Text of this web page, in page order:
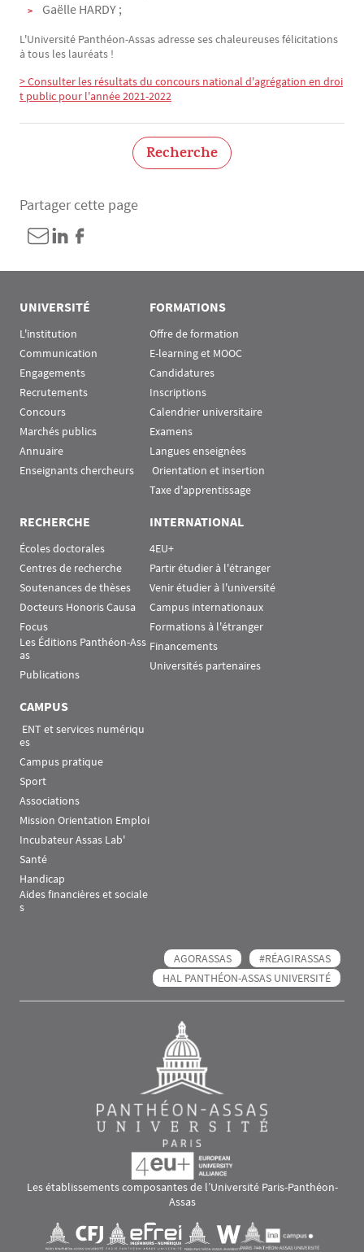
Gaëlle HARDY ;
L'Université Panthéon-Assas adresse ses chaleureuses félicitations
à tous les lauréats !
> Consulter les résultats du concours national d'agrégation en droi
t public pour l'année 2021-2022
Recherche
Partager cette page
UNIVERSITÉ
L'institution
Communication
Engagements
Recrutements
Concours
Marchés publics
Annuaire
Enseignants chercheurs
FORMATIONS
Offre de formation
E-learning et MOOC
Candidatures
Inscriptions
Calendrier universitaire
Examens
Langues enseignées
Orientation et insertion
Taxe d'apprentissage
RECHERCHE
Écoles doctorales
Centres de recherche
Soutenances de thèses
Docteurs Honoris Causa
Focus
Les Éditions Panthéon-Ass
as
Publications
INTERNATIONAL
4EU+
Partir étudier à l'étranger
Venir étudier à l'université
Campus internationaux
Formations à l'étranger
Financements
Universités partenaires
CAMPUS
es
Campus pratique
Sport
Associations
Mission Orientation Emploi
Incubateur Assas Lab'
Santé
Handicap
Aides financières et sociale
s
AGORASSAS
#RÉAGIRASSAS
HAL PANTHÉON-ASSAS UNIVERSITÉ
Les établissements composantes de l’Université Paris-Panthéon-
Assas
Visuel svgVisuel svg Visuel svgVisuel svg